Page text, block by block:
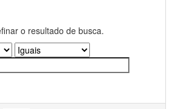
o resultado de busca.